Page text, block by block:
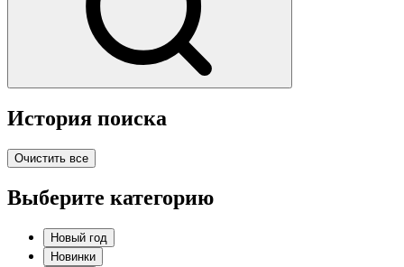
История поиска
Очистить все
Выберите категорию
Новый год
Новинки